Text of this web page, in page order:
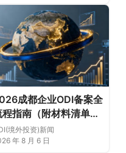
例与正规靠谱代办中介
荐）
成都企业ODI备案全
程指南（附材料清单及
案例与正规靠谱代办
介推荐）
境外投资)新闻
年 8 月 6 日